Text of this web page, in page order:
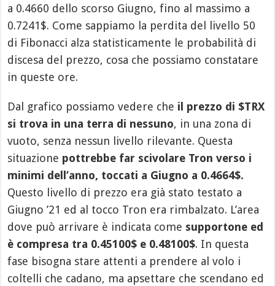
a 0.4660 dello scorso Giugno, fino al massimo a
0.7241$. Come sappiamo la perdita del livello 50
di Fibonacci alza statisticamente le probabilità di
discesa del prezzo, cosa che possiamo constatare
in queste ore.
Dal grafico possiamo vedere che il prezzo di $TRX
si trova in una terra di nessuno, in una zona di
vuoto, senza nessun livello rilevante. Questa
situazione pottrebbe far scivolare Tron verso i
minimi dell’anno, toccati a Giugno a 0.4664$.
Questo livello di prezzo era già stato testato a
Giugno ’21 ed al tocco Tron era rimbalzato. L’area
dove può arrivare è indicata come supportone ed
è compresa tra 0.45100$ e 0.48100$. In questa
fase bisogna stare attenti a prendere al volo i
coltelli che cadano, ma apsettare che scendano ed